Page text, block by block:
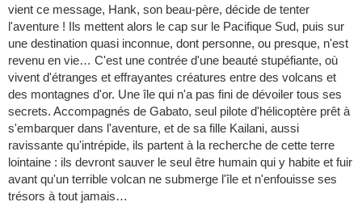
vient ce message, Hank, son beau-père, décide de tenter
l'aventure ! Ils mettent alors le cap sur le Pacifique Sud, puis sur
une destination quasi inconnue, dont personne, ou presque, n'est
revenu en vie… C'est une contrée d'une beauté stupéfiante, où
vivent d'étranges et effrayantes créatures entre des volcans et
des montagnes d'or. Une île qui n'a pas fini de dévoiler tous ses
secrets. Accompagnés de Gabato, seul pilote d'hélicoptère prêt à
s'embarquer dans l'aventure, et de sa fille Kailani, aussi
ravissante qu'intrépide, ils partent à la recherche de cette terre
lointaine : ils devront sauver le seul être humain qui y habite et fuir
avant qu'un terrible volcan ne submerge l'île et n'enfouisse ses
trésors à tout jamais…